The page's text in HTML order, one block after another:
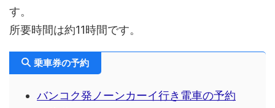
す。
所要時間は約11時間です。
乗車券の予約
バンコク発ノーンカーイ行き電車の予約